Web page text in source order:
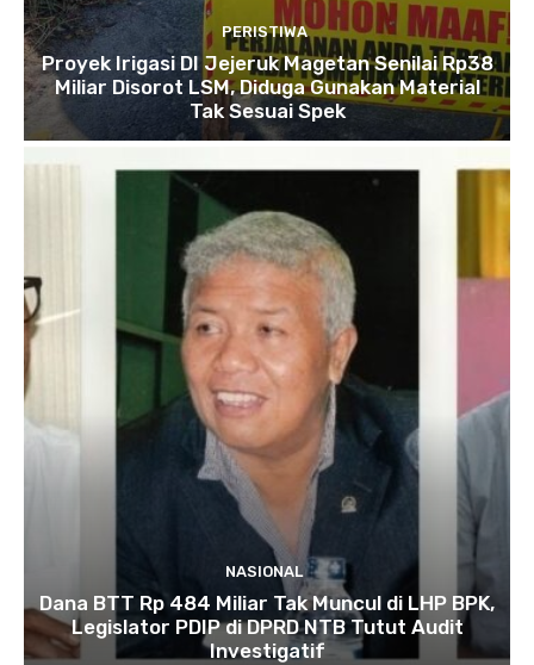
PERISTIWA
Proyek Irigasi DI Jejeruk Magetan Senilai Rp38
Miliar Disorot LSM, Diduga Gunakan Material
Tak Sesuai Spek
NASIONAL
Dana BTT Rp 484 Miliar Tak Muncul di LHP BPK,
Legislator PDIP di DPRD NTB Tutut Audit
Investigatif